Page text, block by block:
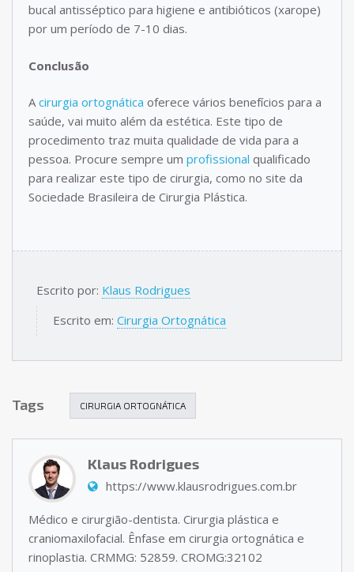
bucal antisséptico para higiene e antibióticos (xarope)
por um período de 7-10 dias.
Conclusão
Acirurgia ortognática oferece vários benefícios para a
saúde, vai muito além da estética. Este tipo de
procedimento traz muita qualidade de vida para a
pessoa. Procure sempre um profissional qualificado
para realizar este tipo de cirurgia, como no site da
Sociedade Brasileira de Cirurgia Plástica.
Escrito por: Klaus Rodrigues
Escrito em: Cirurgia Ortognática
Tags CIRURGIA ORTOGNÁTICA
Klaus Rodrigues
https://www.klausrodrigues.com.br
Médico e cirurgião-dentista. Cirurgia plástica e
craniomaxilofacial. Ênfase em cirurgia ortognática e
rinoplastia. CRMMG: 52859. CROMG:32102